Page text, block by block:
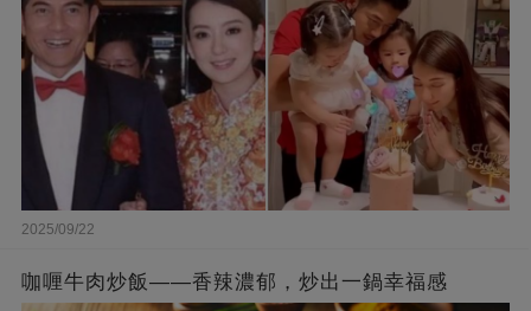
2025/09/22
咖喱牛肉炒飯——香辣濃郁，炒出一鍋幸福感